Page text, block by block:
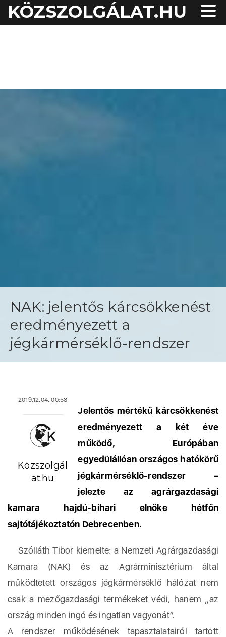
KÖZSZOLGÁLAT.HU
NAK: jelentős kárcsökkenést
eredményezett a
jégkármérséklő-rendszer
2019.12.04. 00:58
Közszolgál
at.hu
Jelentős mértékű kárcsökkenést
eredményezett a két éve
működő, Európában
egyedülállóan országos hatókörű
jégkármérséklő-rendszer –
jelezte az agrárgazdasági
kamara hajdú-bihari elnöke hétfőn
sajtótájékoztatón Debrecenben.
Szólláth Tibor kiemelte: a Nemzeti Agrárgazdasági
Kamara (NAK) és az Agrárminisztérium által
működtetett országos jégkármérséklő hálózat nem
csak a mezőgazdasági termékeket védi, hanem „az
ország minden ingó és ingatlan vagyonát”.
A rendszer működésének tapasztalatairól tartott